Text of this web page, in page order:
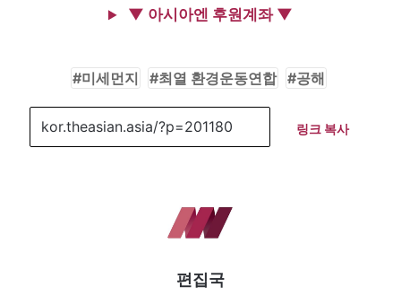
▼ 아시아엔 후원계좌 ▼
미세먼지 최열 환경운동연합 공해
링크 복사
편집국